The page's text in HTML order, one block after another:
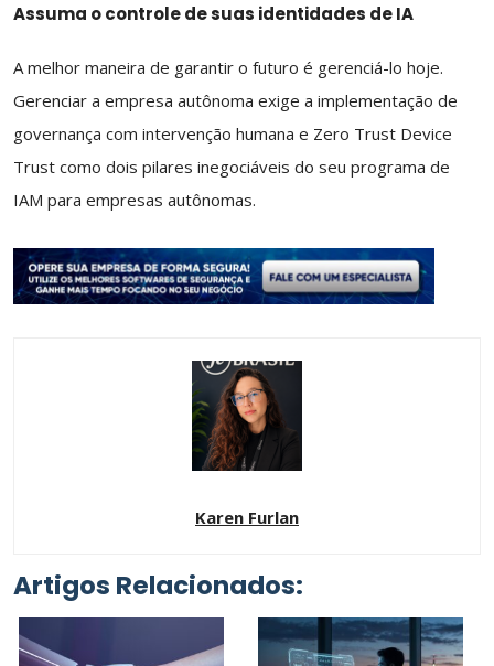
Assuma o controle de suas identidades de IA
A melhor maneira de garantir o futuro é gerenciá-lo hoje.
Gerenciar a empresa autônoma exige a implementação de
governança com intervenção humana e Zero Trust Device
Trust como dois pilares inegociáveis ​​do seu programa de
IAM para empresas autônomas.
Karen Furlan
Artigos Relacionados: